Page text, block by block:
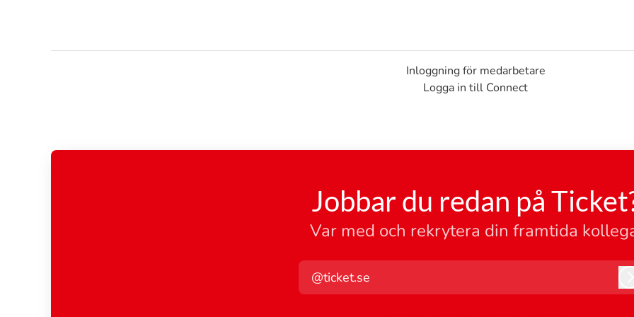
Inloggning för medarbetare
Logga in till Connect
Jobbar du redan på
Var med och rekrytera din framtida
@ticket.se